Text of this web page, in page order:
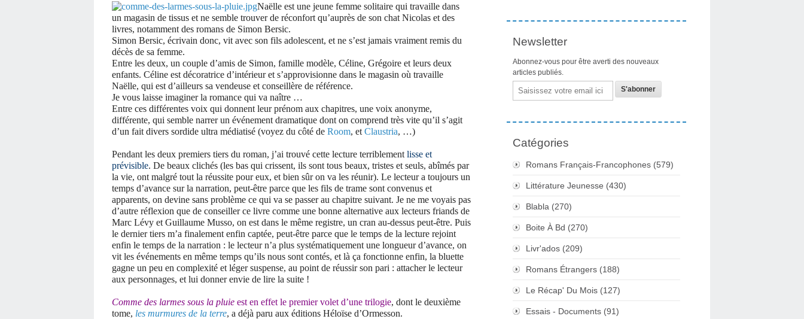
Naëlle est une jeune femme solitaire qui travaille dans
un magasin de tissus et ne semble trouver de réconfort qu’auprès de son chat Nicolas et des
livres, notamment des romans de Simon Bersic.
Simon Bersic, écrivain donc, vit avec son fils adolescent, et ne s’est jamais vraiment remis du
décès de sa femme.
Entre les deux, un couple d’amis de Simon, famille modèle, Céline, Grégoire et leurs deux
enfants. Céline est décoratrice d’intérieur et s’approvisionne dans le magasin où travaille
Naëlle, qui est d’ailleurs sa vendeuse et conseillère de référence.
Je vous laisse imaginer la romance qui va naître …
Entre ces différentes voix qui donnent leur prénom aux chapitres, une voix anonyme,
différente, qui semble narrer un événement dramatique dont on comprend très vite qu’il s’agit
d’un fait divers sordide ultra médiatisé (voyez du côté de Room, et Claustria, …)
Pendant les deux premiers tiers du roman, j’ai trouvé cette lecture terriblement lisse et
prévisible. De beaux clichés (les bas qui crissent, ils sont tous beaux, tristes et seuls, abîmés par
la vie, ont malgré tout la réussite pour eux, et bien sûr on va les réunir). Le lecteur a toujours un
temps d’avance sur la narration, peut-être parce que les fils de trame sont convenus et
apparents, on devine sans problème ce qui va se passer au chapitre suivant. Je ne me voyais pas
d’autre réflexion que de conseiller ce livre comme une bonne alternative aux lecteurs friands de
Marc Lévy et Guillaume Musso, on est dans le même registre, un cran au-dessus peut-être. Puis
le dernier tiers m’a finalement enfin captée, peut-être parce que le temps de la lecture rejoint
enfin le temps de la narration : le lecteur n’a plus systématiquement une longueur d’avance, on
vit les événements en même temps qu’ils nous sont contés, et là ça fonctionne enfin, la bluette
gagne un peu en complexité et léger suspense, au point de réussir son pari : attacher le lecteur
aux personnages, et lui donner envie de lire la suite !
Comme des larmes sous la pluie est en effet le premier volet d’une trilogie, dont le deuxième
tome, les murmures de la terre, a déjà paru aux éditions Héloïse d’Ormesson.
Newsletter
Abonnez-vous pour être averti des nouveaux
articles publiés.
Email
Catégories
Romans Français-Francophones (579)
Littérature Jeunesse (430)
Blabla (270)
Boite À Bd (270)
Livr'ados (209)
Romans Étrangers (188)
Le Récap' Du Mois (127)
Essais - Documents (91)